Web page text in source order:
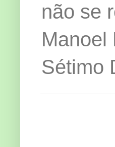
não se
Manoel
Sétimo